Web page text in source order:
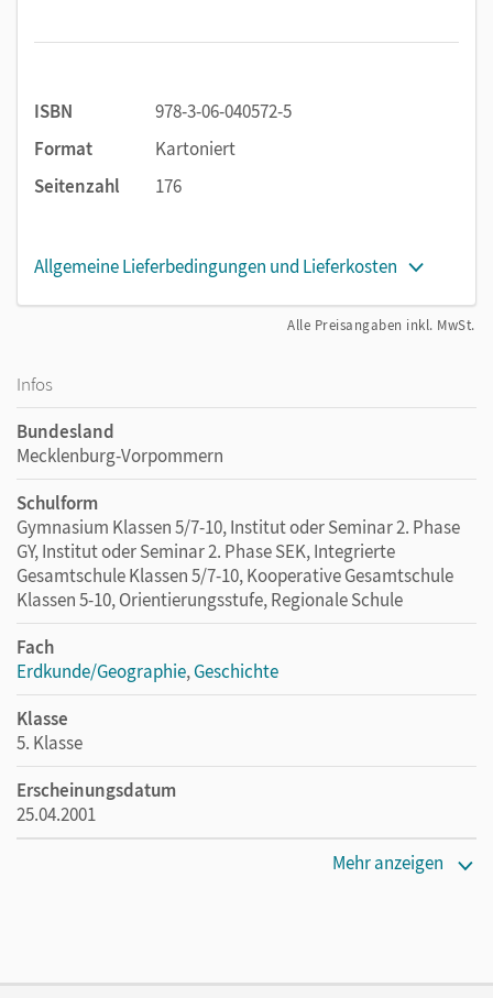
ISBN
978-3-06-040572-5
Format
Kartoniert
Seitenzahl
176
Allgemeine Lieferbedingungen und Lieferkosten
Alle Preisangaben inkl. MwSt.
Infos
Bundesland
Mecklenburg-Vorpommern
Schulform
Gymnasium Klassen 5/7-10, Institut oder Seminar 2. Phase
GY, Institut oder Seminar 2. Phase SEK, Integrierte
Gesamtschule Klassen 5/7-10, Kooperative Gesamtschule
Klassen 5-10, Orientierungsstufe, Regionale Schule
Fach
Erdkunde/Geographie,Geschichte
Klasse
5. Klasse
Erscheinungsdatum
25.04.2001
Mehr anzeigen